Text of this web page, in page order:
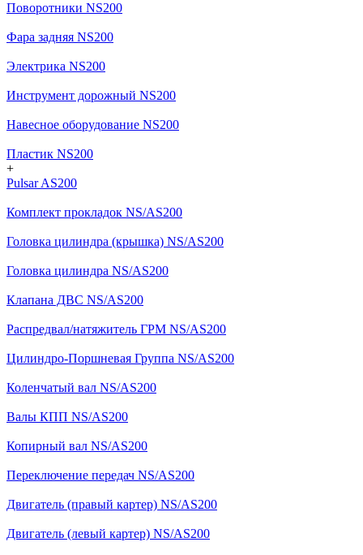
Поворотники NS200
Фара задняя NS200
Электрика NS200
Инструмент дорожный NS200
Навесное оборудование NS200
Пластик NS200
+
Pulsar AS200
Комплект прокладок NS/AS200
Головка цилиндра (крышка) NS/AS200
Головка цилиндра NS/AS200
Клапана ДВС NS/AS200
Распредвал/натяжитель ГРМ NS/AS200
Цилиндро-Поршневая Группа NS/AS200
Коленчатый вал NS/AS200
Валы КПП NS/AS200
Копирный вал NS/AS200
Переключение передач NS/AS200
Двигатель (правый картер) NS/AS200
Двигатель (левый картер) NS/AS200